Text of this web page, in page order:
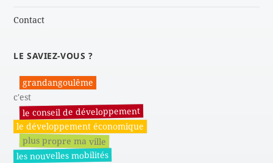
Contact
LE SAVIEZ-VOUS ?
grandangoulême
c'est
le conseil de développement
le développement économique
plus propre ma ville
les nouvelles mobilités